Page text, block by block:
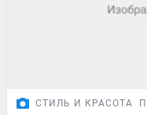
СТИЛЬ И КРАСОТА